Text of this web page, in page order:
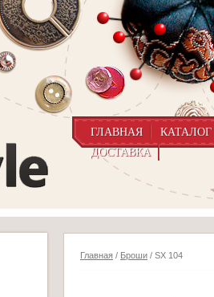
ГЛАВНАЯ
КАТАЛОГ
ДОСТАВКА
Главная / Броши / SX 104